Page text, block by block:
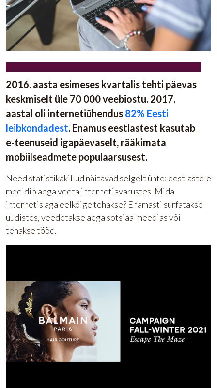
2016. aasta esimeses kvartalis tehti päevas
keskmiselt üle 70 000 veebiostu. 2017.
aastal oli internetiühendus 82% Eesti
leibkondadest. Enamus eestlastest kasutab
e-teenuseid igapäevaselt, rääkimata
mobiilseadmete populaarsusest.
Need statistikakillud näitavad selgelt ühte: eestlastele
meeldib aega veeta internetiavarustes. Mida
internetis aga eelkõige tehakse? Enamasti surfatakse
uudistes, veedetakse aega sotsiaalmeedias või
tehakse tööd.